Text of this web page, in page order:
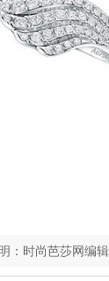
：时尚芭莎网编